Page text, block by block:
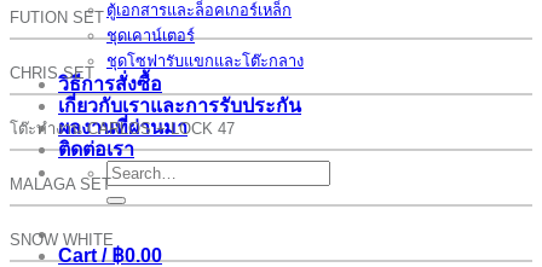
ตู้เอกสารและล็อคเกอร์เหล็ก
ชุดเคาน์เตอร์
ชุดโซฟารับแขกและโต๊ะกลาง
วิธีการสั่งซื้อ
เกี่ยวกับเราและการรับประกัน
ผลงานที่ผ่านมา
ติดต่อเรา
Search
for:
Cart /฿0.00
FUTION SET
CHRIS SET
โต๊ะทำงาน CARLOS + LOCK 47
MALAGA SET
SNOW WHITE